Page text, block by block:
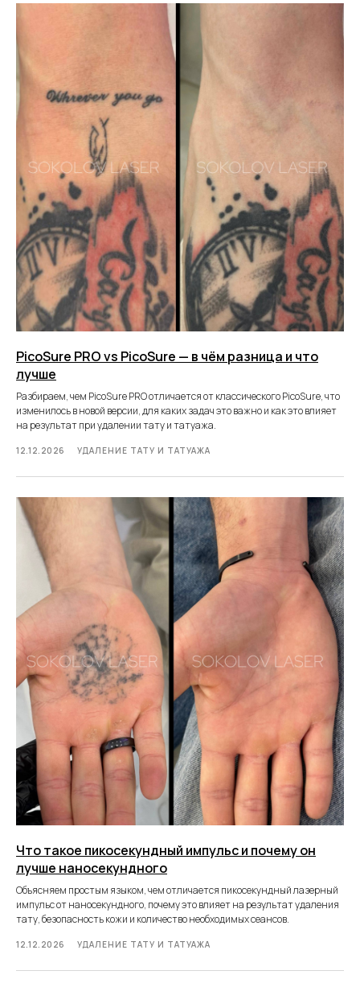
PicoSure PRO vs PicoSure — в чём разница и что
лучше
Разбираем, чем PicoSure PRO отличается от классического PicoSure, что
изменилось в новой версии, для каких задач это важно и как это влияет
на результат при удалении тату и татуажа.
12.12.2026 УДАЛЕНИЕ ТАТУ И ТАТУАЖА
Что такое пикосекундный импульс и почему он
лучше наносекундного
Объясняем простым языком, чем отличается пикосекундный лазерный
импульс от наносекундного, почему это влияет на результат удаления
тату, безопасность кожи и количество необходимых сеансов.
12.12.2026 УДАЛЕНИЕ ТАТУ И ТАТУАЖА